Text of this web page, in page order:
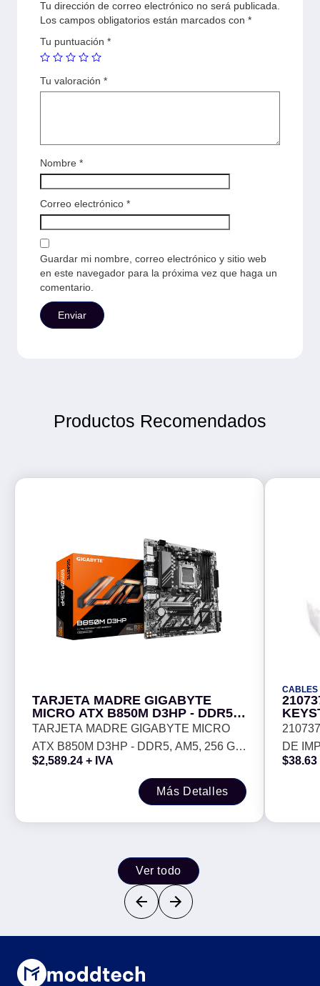
Tu dirección de correo electrónico no será publicada.
Los campos obligatorios están marcados con *
Tu puntuación *
Tu valoración *
Nombre *
Correo electrónico *
Guardar mi nombre, correo electrónico y sitio web
en este navegador para la próxima vez que haga un
comentario.
Productos Recomendados
TARJETA MADRE GIGABYTE
MICRO ATX B850M D3HP - DDR5,
AM5, 256 GB, PARA AMD
TARJETA MADRE GIGABYTE MICRO
ATX B850M D3HP - DDR5, AM5, 256 GB,
PARA AMD
$2,589.24 + IVA
Más Detalles
CABLES
Para
DE
sin
$38.63
Ver todo